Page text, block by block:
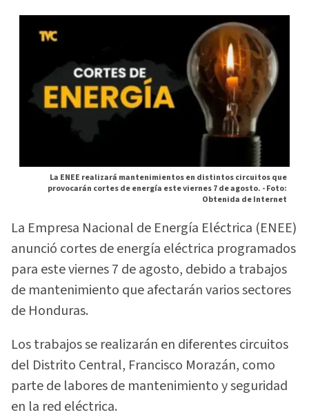
La ENEE realizará mantenimientos en distintos circuitos que
provocarán cortes de energía este viernes 7 de agosto. -Foto:
Obtenida de Internet
La Empresa Nacional de Energía Eléctrica (ENEE)
anunció cortes de energía eléctrica programados
para este viernes 7 de agosto, debido a trabajos
de mantenimiento que afectarán varios sectores
de Honduras.
Los trabajos se realizarán en diferentes circuitos
del Distrito Central, Francisco Morazán, como
parte de labores de mantenimiento y seguridad
en la red eléctrica.